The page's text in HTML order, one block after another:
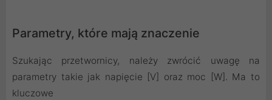
Parametry, które mają znaczenie
Szukając przetwornicy, należy zwrócić uwagę na
parametry takie jak napięcie [V] oraz moc [W]. Ma to
kluczowe